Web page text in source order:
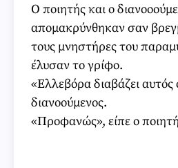
Ο ποιητής και ο
απομακρύνθηκαν σαν
τους μνηστήρες του
έλυσαν το γρίφο.
«Ελλεβόρα διαβάζει αυτός
διανοούμενος.
«Προφανώς», είπε ο